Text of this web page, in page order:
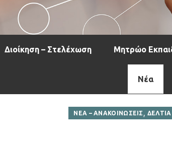
Διοίκηση – Στελέχωση Μητρώο
Νέα
ΝΕΑ – ΑΝΑΚΟΙΝΩΣΕΙΣ ,